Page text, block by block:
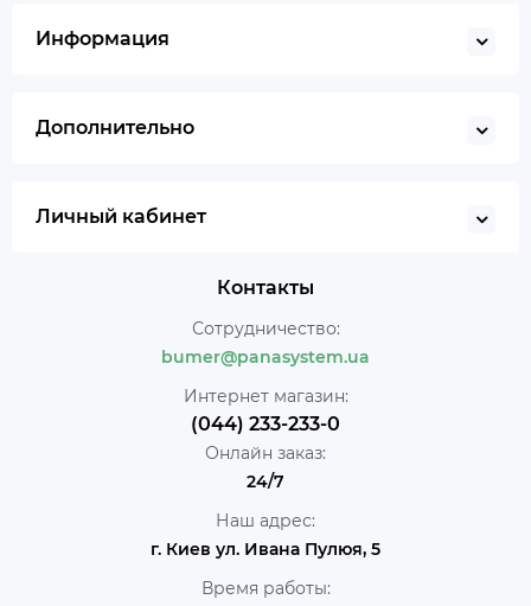
Информация
Дополнительно
Личный кабинет
Контакты
Сотрудничество:
bumer@panasystem.ua
Интернет магазин:
(044) 233-233-0
Онлайн заказ:
24/7
Наш адрес:
г. Киев ул. Ивана Пулюя, 5
Время работы: